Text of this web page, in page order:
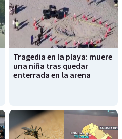
Tragedia en la playa: muere
una niña tras quedar
enterrada en la arena